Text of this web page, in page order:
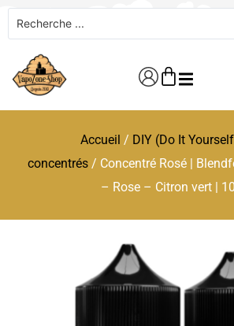
Accueil / DIY (Do It
concentrés / Concentré Rosé |
– Rose – Citron vert |